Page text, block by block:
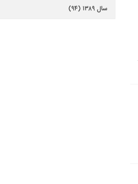
سال ۱۳۸۹ (۹۴)